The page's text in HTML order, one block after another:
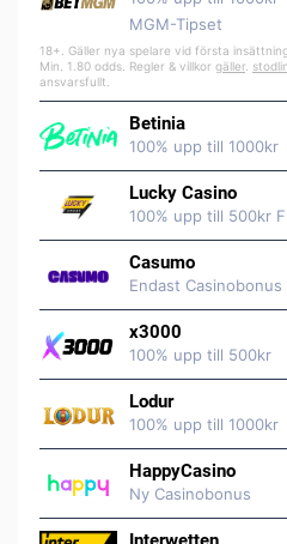
MGM-Tipset
18+. Gäller nya spelare vid första
Min. 1.80 odds. Regler & villkor gäller
ansvarsfullt.
Betinia
100% upp till 1000kr
Lucky Casino
100% upp till 500kr
Casumo
Endast Casinobonus
x3000
100% upp till 500kr
Lodur
100% upp till 1000kr
HappyCasino
Ny Casinobonus